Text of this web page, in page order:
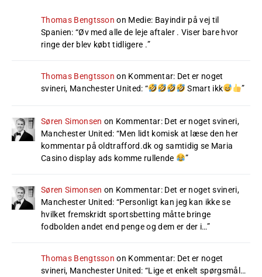
Thomas Bengtsson on Medie: Bayindir på vej til
Spanien: “Øv med alle de leje aftaler . Viser bare hvor
ringe der blev købt tidligere .”
Thomas Bengtsson on Kommentar: Det er noget
svineri, Manchester United: “ Smart ikk ”
Søren Simonsen on Kommentar: Det er noget svineri,
Manchester United: “Men lidt komisk at læse den her
kommentar på oldtrafford.dk og samtidig se Maria
Casino display ads komme rullende
”
Søren Simonsen on Kommentar: Det er noget svineri,
Manchester United: “Personligt kan jeg kan ikke se
hvilket fremskridt sportsbetting måtte bringe
fodbolden andet end penge og dem er der i…”
Thomas Bengtsson on Kommentar: Det er noget
svineri, Manchester United: “Lige et enkelt spørgsmål…